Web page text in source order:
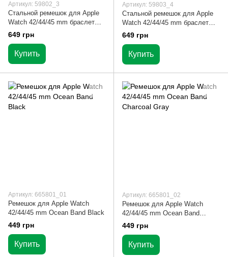
Артикул: 59802_3
Стальной ремешок для Apple
Watch 42/44/45 mm браслет
Crystal Band Silver
649 грн
Купить
Артикул: 59803_4
Стальной ремешок для Apple
Watch 42/44/45 mm браслет
Crystal Band Black
649 грн
Купить
Артикул: 665801_01
Ремешок для Apple Watch
42/44/45 mm Ocean Band Black
449 грн
Купить
Артикул: 665801_02
Ремешок для Apple Watch
42/44/45 mm Ocean Band
Charcoal Gray
449 грн
Купить